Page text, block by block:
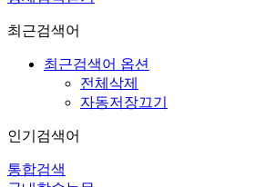
최근검색어
최근검색어 옵션
전체삭제
자동저장끄기
인기검색어
통합검색